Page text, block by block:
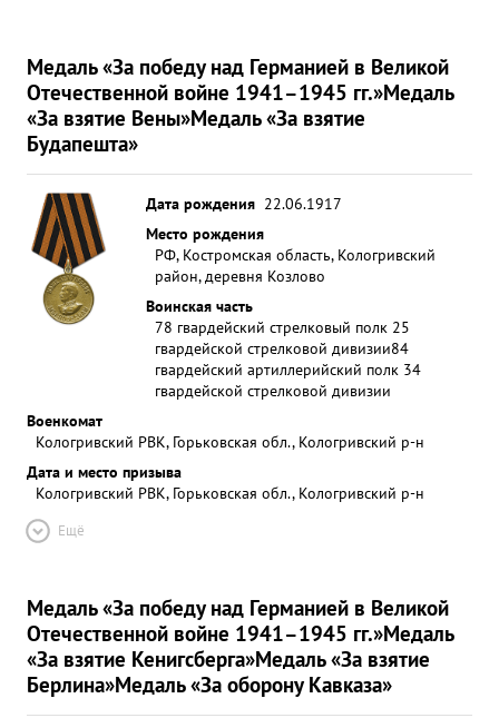
Медаль «За победу над Германией в Великой
Отечественной войне 1941–1945 гг.»Медаль
«За взятие Вены»Медаль «За взятие
Будапешта»
Дата рождения 22.06.1917
Место рождения
РФ, Костромская область, Кологривский
район, деревня Козлово
Воинская часть
78 гвардейский стрелковый полк 25
гвардейской стрелковой дивизии84
гвардейский артиллерийский полк 34
гвардейской стрелковой дивизии
Военкомат
Кологривский РВК, Горьковская обл., Кологривский р-н
Дата и место призыва
Кологривский РВК, Горьковская обл., Кологривский р-н
Ещё
Медаль «За победу над Германией в Великой
Отечественной войне 1941–1945 гг.»Медаль
«За взятие Кенигсберга»Медаль «За взятие
Берлина»Медаль «За оборону Кавказа»